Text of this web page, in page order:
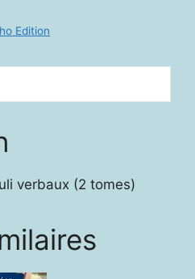
Edition
verbaux (2 tomes)